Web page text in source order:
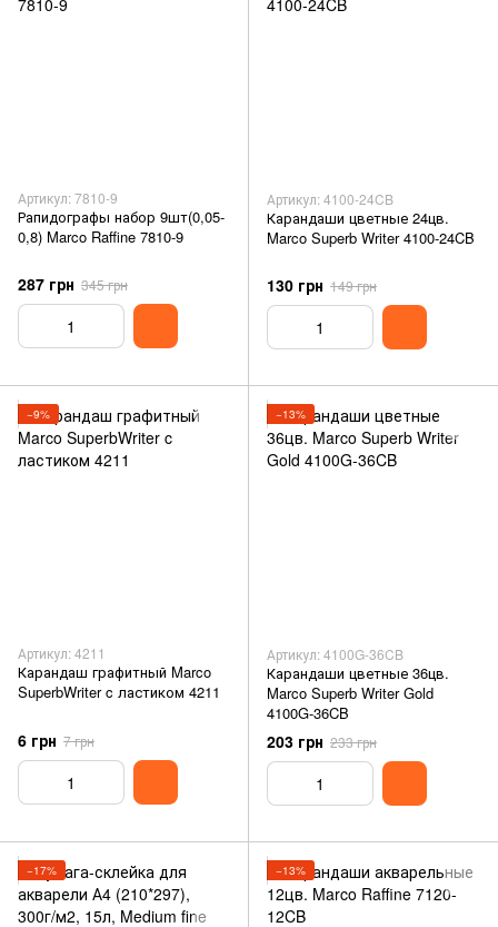
Артикул: 7810-9
Рапидографы набор 9шт(0,05-
0,8) Marco Raffine 7810-9
287 грн 345 грн
Артикул: 4100-24CB
Карандаши цветные 24цв.
Marco Superb Writer 4100-24CB
130 грн 149 грн
−9%
Артикул: 4211
Карандаш графитный Marco
SuperbWriter c ластиком 4211
6 грн 7 грн
−13%
Артикул: 4100G-36CB
Карандаши цветные 36цв.
Marco Superb Writer Gold
4100G-36CB
203 грн 233 грн
−17% −13%